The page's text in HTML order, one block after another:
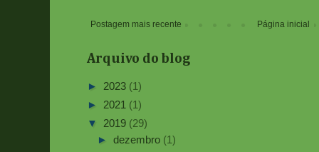
Postagem mais recente Página inicial
Arquivo do blog
► 2023 (1)
► 2021 (1)
▼ 2019 (29)
►dezembro (1)